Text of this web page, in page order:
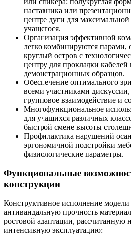
или спикера: полукруглая
наставника или
центре дуги для
учащегося.
Организация эффективной
легко комбинируются парами,
круглый остров с
центру для прокладки кабелей
демонстрационных образцов.
Обеспечение оптимального
всеми участниками
групповое взаимодействие и
Многофункциональное
для учащихся различных
быстрой смене высоты
Профилактика нарушений
эргономичной подстройки
физиологические параметры.
Функциональные
конструкции
Конструктивное исполнение модели
антивандальную прочность
ростовой адаптации, рассчитанную
интенсивную эксплуатацию: